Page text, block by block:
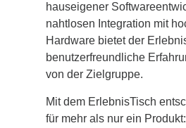
hauseigener
nahtlosen Integration mit
Hardware bietet der
benutzerfreundliche
von der Zielgruppe.
Mit dem ErlebnisTisch
für mehr als nur ein